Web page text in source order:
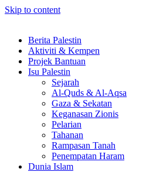
Skip to content
Berita Palestin
Aktiviti & Kempen
Projek Bantuan
Isu Palestin
Sejarah
Al-Quds & Al-Aqsa
Gaza & Sekatan
Keganasan Zionis
Pelarian
Tahanan
Rampasan Tanah
Penempatan Haram
Dunia Islam